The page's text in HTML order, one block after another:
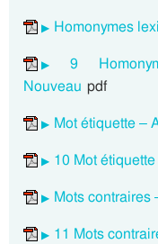
Homonymes
9
Nouveau pdf
Mot étiquette –
10 Mot
Mots contraires
11 Mots